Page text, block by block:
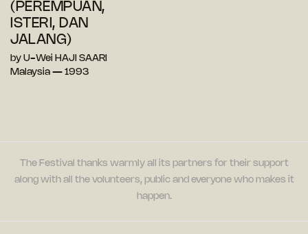
(PEREMPUAN,
ISTERI, DAN
JALANG)
by U-Wei HAJI SAARI
Malaysia — 1993
The Festival thanks warmly all its partners for their support
along with all the volunteers, public and everyone who makes it
happen.